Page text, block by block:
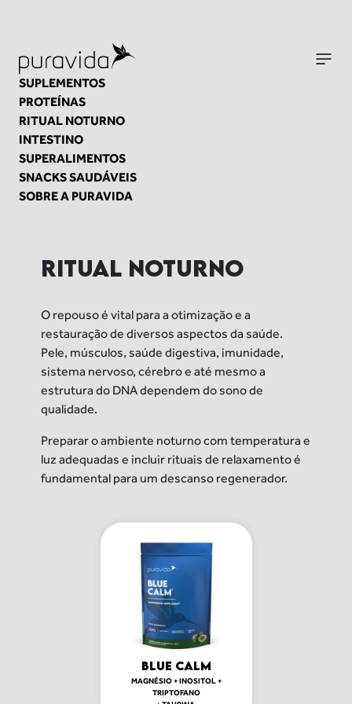
SUPLEMENTOS
PROTEÍNAS
RITUAL NOTURNO
INTESTINO
SUPERALIMENTOS
SNACKS SAUDÁVEIS
SOBRE A PURAVIDA
RITUAL NOTURNO
O repouso é vital para a otimização e a
restauraçãode diversos aspectos da saúde.
Pele, músculos, saúde digestiva, imunidade,
sistema nervoso, cérebroe até mesmo a
estrutura do DNA dependem do sonode
qualidade.
Preparar o ambiente noturno com temperatura e
luz adequadas e incluir rituais de relaxamentoé
fundamental para um descanso regenerador.
BLUE CALM
MAGNÉSIO + INOSITOL +
TRIPTOFANO